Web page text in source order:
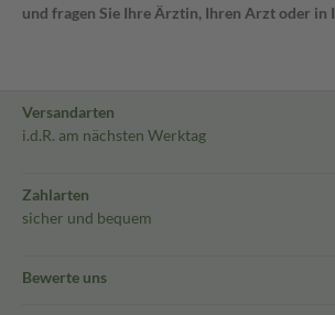
und fragen Sie Ihre Ärztin, Ihren Arzt oder in
Versandarten
i.d.R. am nächsten Werktag
Zahlarten
sicher und bequem
Bewerte uns